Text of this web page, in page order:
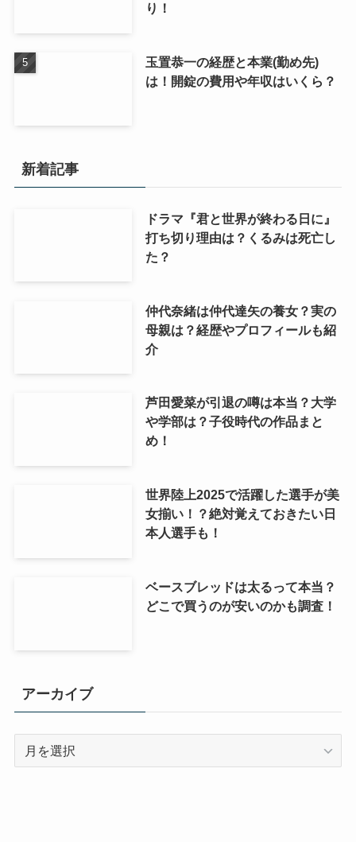
り！
玉置恭一の経歴と本業(勤め先)
は！開錠の費用や年収はいくら？
新着記事
ドラマ『君と世界が終わる日に』
打ち切り理由は？くるみは死亡し
た？
仲代奈緒は仲代達矢の養女？実の
母親は？経歴やプロフィールも紹
介
芦田愛菜が引退の噂は本当？大学
や学部は？子役時代の作品まと
め！
世界陸上2025で活躍した選手が美
女揃い！？絶対覚えておきたい日
本人選手も！
ベースブレッドは太るって本当？
どこで買うのが安いのかも調査！
アーカイブ